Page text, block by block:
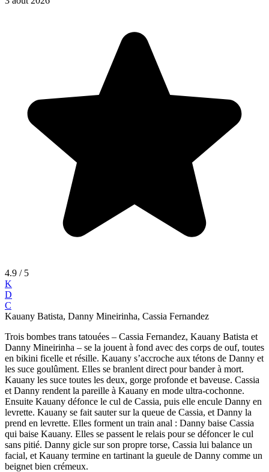
4.9 / 5
K
D
C
Kauany Batista, Danny Mineirinha, Cassia Fernandez
Trois bombes trans tatouées – Cassia Fernandez, Kauany Batista et
Danny Mineirinha – se la jouent à fond avec des corps de ouf, toutes
en bikini ficelle et résille. Kauany s’accroche aux tétons de Danny et
les suce goulûment. Elles se branlent direct pour bander à mort.
Kauany les suce toutes les deux, gorge profonde et baveuse. Cassia
et Danny rendent la pareille à Kauany en mode ultra-cochonne.
Ensuite Kauany défonce le cul de Cassia, puis elle encule Danny en
levrette. Kauany se fait sauter sur la queue de Cassia, et Danny la
prend en levrette. Elles forment un train anal : Danny baise Cassia
qui baise Kauany. Elles se passent le relais pour se défoncer le cul
sans pitié. Danny gicle sur son propre torse, Cassia lui balance un
facial, et Kauany termine en tartinant la gueule de Danny comme un
beignet bien crémeux.